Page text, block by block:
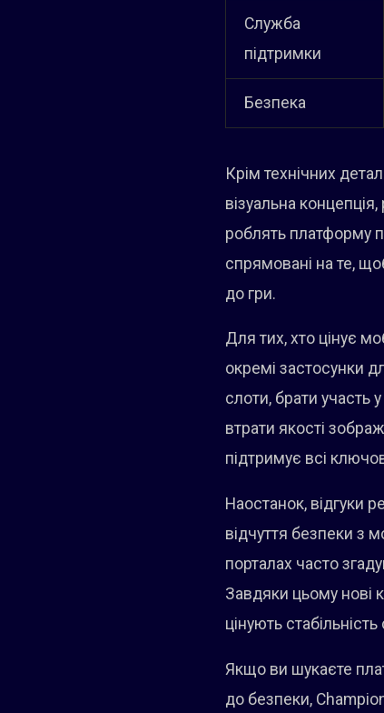
Служба
підтримки
Безпека
Крім технічних
візуальна
роблять платформу
спрямовані на те,
до гри.
Для тих, хто цінує
окремі застосунки
слоти, брати участь
втрати якості
підтримує всі
Наостанок, відгуки
відчуття безпеки з
порталах часто
Завдяки цьому нові
цінують
Якщо ви шукаєте
до безпеки,